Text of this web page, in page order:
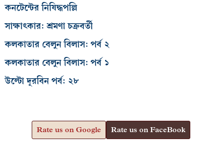
কনটেন্টের নিষিদ্ধপল্লি
সাক্ষাৎকার: শ্রমণা চক্রবর্তী
কলকাতার বেলুন বিলাস: পর্ব ২
কলকাতার বেলুন বিলাস: পর্ব ১
উল্টো দূরবিন পর্ব: ২৮
Rate us on Google Rate us on FaceBook